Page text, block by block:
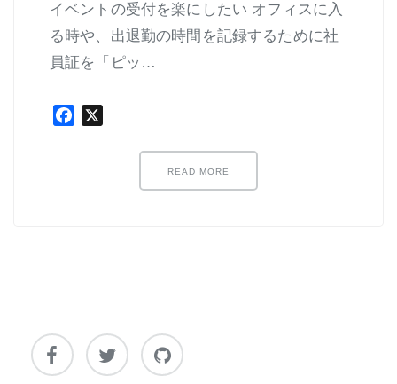
イベントの受付を楽にしたい オフィスに入
る時や、出退勤の時間を記録するために社
員証を「ピッ…
Facebook
READ MORE